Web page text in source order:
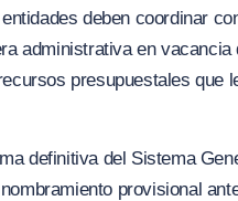
deben coordinar
administrativa en
presupuestales que
definitiva del Sistema
provisional